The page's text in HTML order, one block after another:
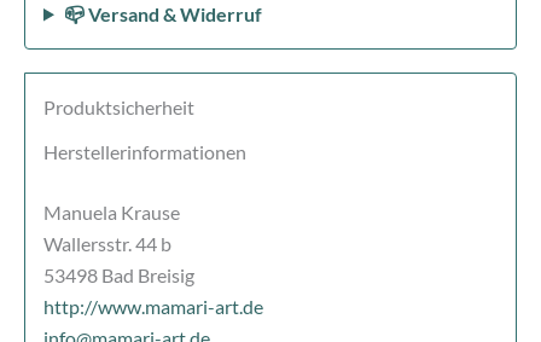
📪 Versand & Widerruf
Produktsicherheit
Herstellerinformationen
Manuela Krause
Wallersstr. 44 b
53498 Bad Breisig
http://www.mamari-art.de